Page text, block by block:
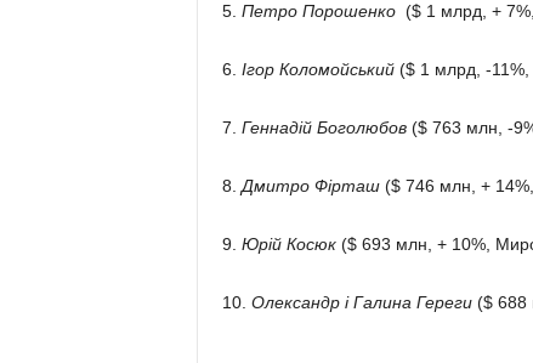
5. Петро Порошенко($ 1 млрд, + 7%,
6. Ігор Коломойський($ 1 млрд, -11%,
7. Геннадій Боголюбов($ 763 млн, -
8. Дмитро Фірташ($ 746 млн, + 14%,
9. Юрій Косюк($ 693 млн, + 10%,
10. Олександр і Галина Гереги($ 688